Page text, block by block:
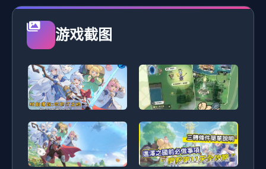
游戏截图